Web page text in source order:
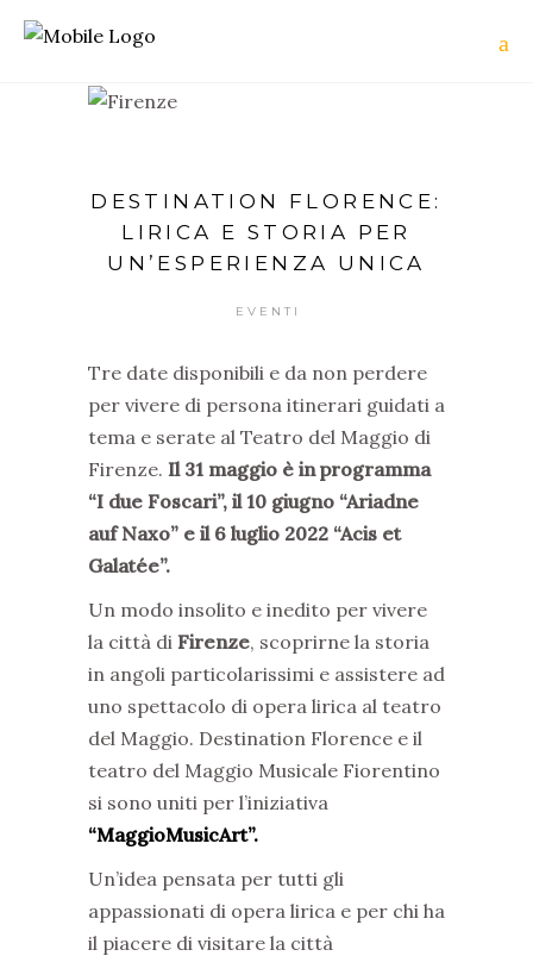
DESTINATION FLORENCE:
LIRICA E STORIA PER
UN’ESPERIENZA UNICA
EVENTI
Tre date disponibili e da non perdere
per vivere di persona itinerari guidati a
tema e serate al Teatro del Maggio di
Firenze. Il 31 maggio è in programma
“I due Foscari”, il 10 giugno “Ariadne
auf Naxo” e il 6 luglio 2022 “Acis et
Galatée”.
Un modo insolito e inedito per vivere
la città di Firenze, scoprirne la storia
in angoli particolarissimi e assistere ad
uno spettacolo di opera lirica al teatro
del Maggio. Destination Florence e il
teatro del Maggio Musicale Fiorentino
si sono uniti per l’iniziativa
“MaggioMusicArt”.
Un’idea pensata per tutti gli
appassionati di opera lirica e per chi ha
il piacere di visitare la città